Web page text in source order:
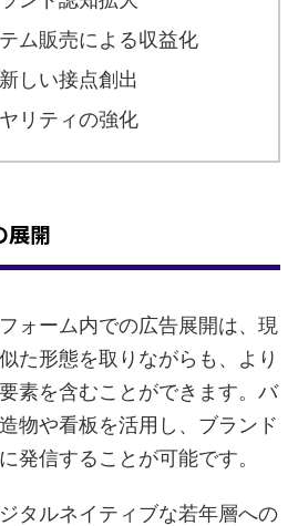
ム販売による収益化
しい接点創出
リティの強化
展開
ォーム内での広告展開は、現
た形態を取りながらも、より
素を含むことができます。バ
物や看板を活用し、ブランド
発信することが可能です。
タルネイティブな若年層への